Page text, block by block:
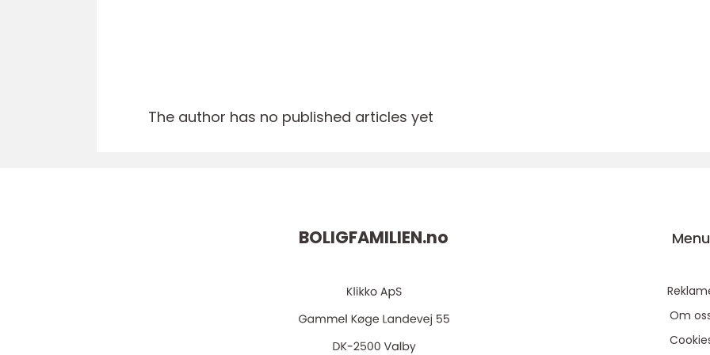
The author has no published articles yet
BOLIGFAMILIEN.no Menu
Om